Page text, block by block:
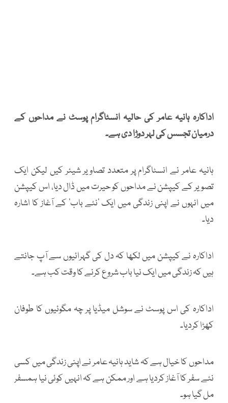
اداکارہ ہانیہ عامر کی حالیہ انسٹاگرام پوسٹ نے مداحوں کے
درمیان تجسس کی لہر دوڑا دی ہے۔
ہانیہ عامر نے انسٹاگرام پر متعدد تصاویر شیئر کیں لیکن ایک
تصویر کے کیپشن نے مداحوں کو حیرت میں ڈال دیا، اس کیپشن
میں انہوں نے اپنی زندگی میں ایک ’نئے باب‘ کے آغاز کا اشارہ
دیا۔
اداکارہ نے کیپشن میں لکھا کہ دل کی گہرائیوں سے آپ جانتے
ہیں کہ زندگی میں ایک نیا باب شروع کرنے کا وقت کب ہے۔
اداکارہ کی اس پوسٹ نے سوشل میڈیا پر چہ مگوئیوں کا طوفان
کھڑا کردیا۔
مداحوں کا خیال ہے کہ شاید ہانیہ عامر نے اپنی زندگی میں کسی
نئے سفر کا آغاز کردیا ہے اور ممکن ہے کہ انہیں کوئی نیا ہمسفر
مل گیا ہو۔